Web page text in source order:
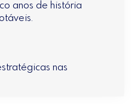
anos de história
nas